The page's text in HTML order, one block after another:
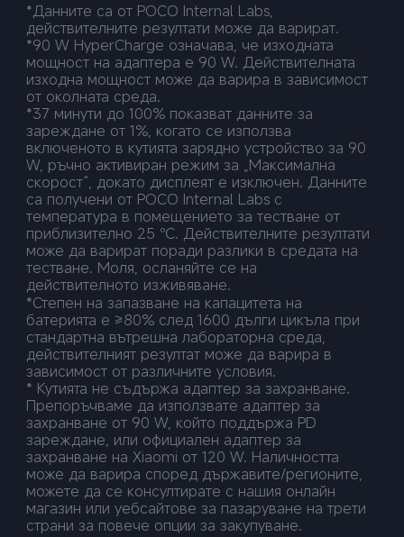
*Данните са от POCO Internal Labs,
действителните резултати може да варират.
*90 W HyperCharge означава, че изходната
мощност на адаптера е 90 W. Действителната
изходна мощност може да варира в зависимост
от околната среда.
*37 минути до 100% показват данните за
зареждане от 1%, когато се използва
включеното в кутията зарядно устройство за 90
W, ръчно активиран режим за „Максимална
скорост“, докато дисплеят е изключен. Данните
са получени от POCO Internal Labs с
температура в помещението за тестване от
приблизително 25 ℃. Действителните резултати
може да варират поради разлики в средата на
тестване. Моля, осланяйте се на
действителното изживяване.
*Степен на запазване на капацитета на
батерията е ≥80% след 1600 дълги цикъла при
стандартна вътрешна лабораторна среда,
действителният резултат може да варира в
зависимост от различните условия.
* Кутията не съдържа адаптер за захранване.
Препоръчваме да използвате адаптер за
захранване от 90 W, който поддържа PD
зареждане, или официален адаптер за
захранване на Xiaomi от 120 W. Наличността
може да варира според държавите/регионите,
можете да се консултирате с нашия онлайн
магазин или уебсайтове за пазаруване на трети
страни за повече опции за закупуване.